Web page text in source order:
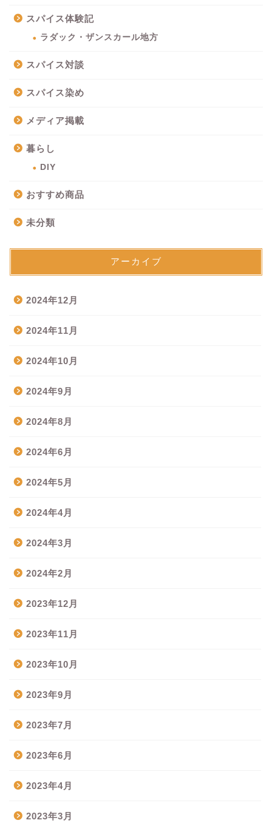
スパイス体験記
ラダック・ザンスカール地方
スパイス対談
スパイス染め
メディア掲載
暮らし
DIY
おすすめ商品
未分類
アーカイブ
2024年12月
2024年11月
2024年10月
2024年9月
2024年8月
2024年6月
2024年5月
2024年4月
2024年3月
2024年2月
2023年12月
2023年11月
2023年10月
2023年9月
2023年7月
2023年6月
2023年4月
2023年3月